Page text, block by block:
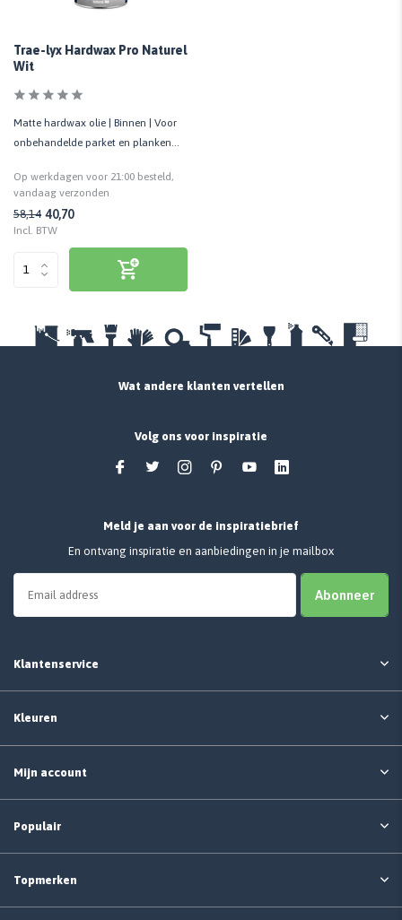
Trae-lyx Hardwax Pro Naturel
Wit
Matte hardwax olie | Binnen | Voor
onbehandelde parket en planken
Op werkdagen voor 21:00 besteld,
vandaag verzonden
58,14 40,70
Incl. BTW
Wat andere klanten vertellen
Volg ons voor inspiratie
Meld je aan voor de inspiratiebrief
En ontvang inspiratie en aanbiedingen in je mailbox
Abonneer
Klantenservice
Kleuren
Mijn account
Populair
Topmerken